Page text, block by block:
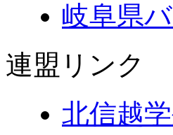
岐阜県
連盟リンク
北信越